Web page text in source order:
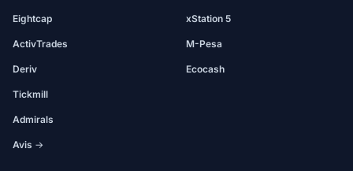
Eightcap
ActivTrades
Deriv
Tickmill
Admirals
Avis →
xStation 5
M-Pesa
Ecocash